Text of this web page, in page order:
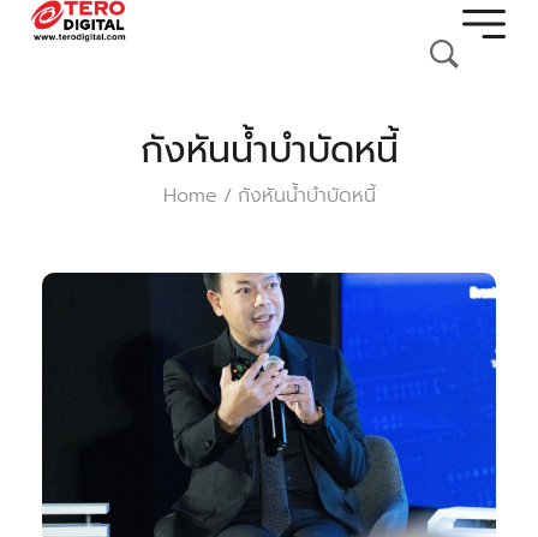
กังหันน้ำบำบัดหนี้
Home / กังหันน้ำบำบัดหนี้